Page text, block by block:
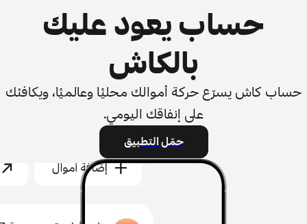
حساب يعود عليك
بالكاش
حساب كاش يسرّع حركة أموالك محليًا وعالميًا، ويكافئك
على إنفاقك اليومي.
حمّل التطبيق